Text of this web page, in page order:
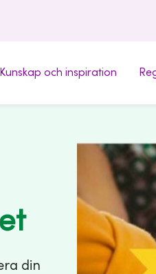
Kunskap och inspiration
din